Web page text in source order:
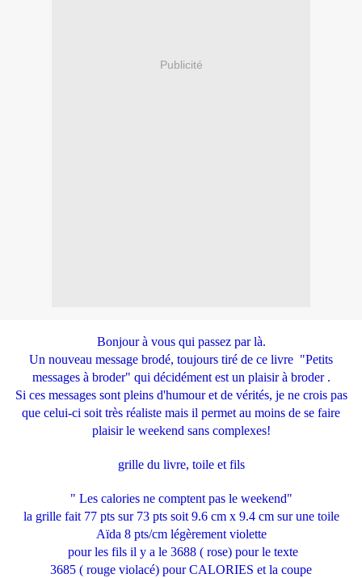
Publicité
Bonjour à vous qui passez par là.
Un nouveau message brodé, toujours tiré de ce livre "Petits
messages à broder" qui décidément est un plaisir à broder .
Si ces messages sont pleins d'humour et de vérités, je ne crois pas
que celui-ci soit très réaliste mais il permet au moins de se faire
plaisir le weekend sans complexes!
grille du livre, toile et fils
" Les calories ne comptent pas le weekend"
la grille fait 77 pts sur 73 pts soit 9.6 cm x 9.4 cm sur une toile
Aïda 8 pts/cm légèrement violette
pour les fils il y a le 3688 ( rose) pour le texte
3685 ( rouge violacé) pour CALORIES et la coupe